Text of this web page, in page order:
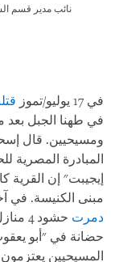
نائب مدير قسم
في 17 يوليو/تموز
في طهنا الجبل
ومسيحيين. قال
المبادرة المصرية
إيجيبت" إن القرية
مبنى الكنيسة. في
دمرت
حضانة في "أبو
المسيحيين